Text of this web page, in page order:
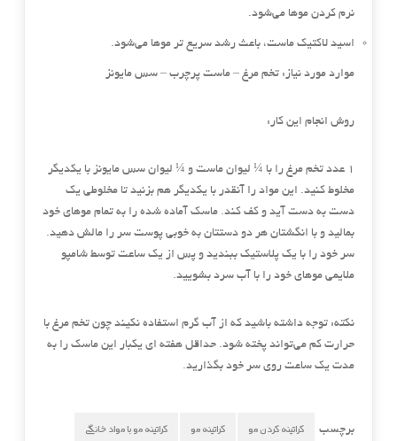
نرم کردن موها می‌شود.
اسید لاکتیک ماست، باعث رشد سریع تر موها می‌شود.
موارد مورد نیاز: تخم مرغ – ماست پرچرب – سس مایونز
روش انجام این کار:
1 عدد تخم مرغ را با ¼ لیوان ماست و ¼ لیوان سس مایونز با یکدیگر
مخلوط کنید. این مواد را آنقدر با یکدیگر هم بزنید تا مخلوطی یک
دست به دست آید و کف کند. ماسک آماده شده را به تمام موهای خود
بمالید و با انگشتان هر دو دستتان به خوبی پوست سر را مالش دهید.
سر خود را با یک پلاستیک ببندید و پس از یک ساعت توسط شامپو
ملایمی موهای خود را با آب سرد بشویید.
نکته: توجه داشته باشید که از آب گرم استفاده نکیند چون تخم مرغ با
حرارت کم می‌تواند پخته شود. حداقل هفته ای یکبار این ماسک را به
مدت یک ساعت روی سر خود بگذارید.
برچسب کراتینه کردن مو کراتینه مو کراتینه مو با مواد خانگی